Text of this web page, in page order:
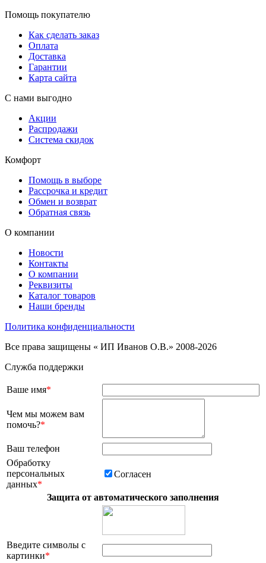
Помощь покупателю
Как сделать заказ
Оплата
Доставка
Гарантии
Карта сайта
С нами выгодно
Акции
Распродажи
Система скидок
Комфорт
Помощь в выборе
Рассрочка и кредит
Обмен и возврат
Обратная связь
О компании
Новости
Контакты
О компании
Реквизиты
Каталог товаров
Наши бренды
Политика конфиденциальности
Все права защищены « ИП Иванов О.В.» 2008-2026
Служба поддержки
Ваше имя*
Чем мы можем вам
помочь?*
Ваш телефон
Обработку
персональных
данных*
Согласен
Защита от автоматического заполнения
Введите символы с
картинки*